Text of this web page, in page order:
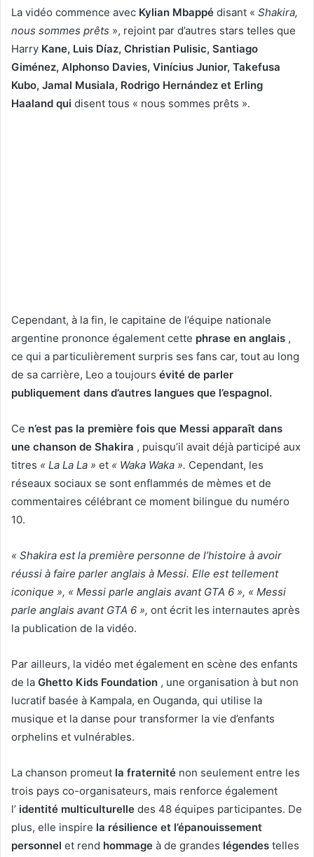
La vidéo commence avec Kylian Mbappé disant « Shakira,
nous sommes prêts », rejoint par d’autres stars telles que
Harry Kane, Luis Díaz, Christian Pulisic, Santiago
Giménez, Alphonso Davies, Vinícius Junior, Takefusa
Kubo, Jamal Musiala, Rodrigo Hernández et Erling
Haaland qui disent tous « nous sommes prêts ».
Cependant, à la fin, le capitaine de l’équipe nationale
argentine prononce également cette phrase en anglais ,
ce qui a particulièrement surpris ses fans car, tout au long
de sa carrière, Leo a toujours évité de parler
publiquement dans d’autres langues que l’espagnol.
Ce n’est pas la première fois que Messi apparaît dans
une chanson de Shakira , puisqu’il avait déjà participé aux
titres « La La La » et « Waka Waka ». Cependant, les
réseaux sociaux se sont enflammés de mèmes et de
commentaires célébrant ce moment bilingue du numéro
10.
« Shakira est la première personne de l’histoire à avoir
réussi à faire parler anglais à Messi. Elle est tellement
iconique », « Messi parle anglais avant GTA 6 », « Messi
parle anglais avant GTA 6 », ont écrit les internautes après
la publication de la vidéo.
Par ailleurs, la vidéo met également en scène des enfants
de la Ghetto Kids Foundation , une organisation à but non
lucratif basée à Kampala, en Ouganda, qui utilise la
musique et la danse pour transformer la vie d’enfants
orphelins et vulnérables.
La chanson promeut la fraternité non seulement entre les
trois pays co-organisateurs, mais renforce également
l’ identité multiculturelle des 48 équipes participantes. De
plus, elle inspire la résilience et l’épanouissement
personnel et rend hommage à de grandes légendes telles